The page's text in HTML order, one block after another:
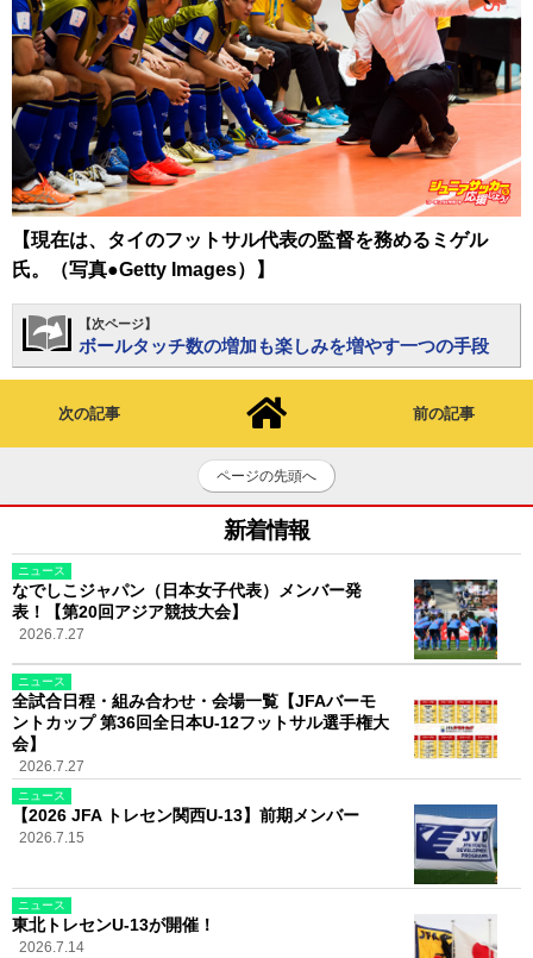
【現在は、タイのフットサル代表の監督を務めるミゲル
氏。（写真●Getty Images）】
【次ページ】
ボールタッチ数の増加も楽しみを増やす一つの手段
次の記事 前の記事
ページの先頭へ
新着情報
ニュース
なでしこジャパン（日本女子代表）メンバー発
表！【第20回アジア競技大会】
2026.7.27
ニュース
全試合日程・組み合わせ・会場一覧【JFAバーモ
ントカップ 第36回全日本U-12フットサル選手権大
会】
2026.7.27
ニュース
【2026 JFA トレセン関西U-13】前期メンバー
2026.7.15
ニュース
東北トレセンU-13が開催！
2026.7.14